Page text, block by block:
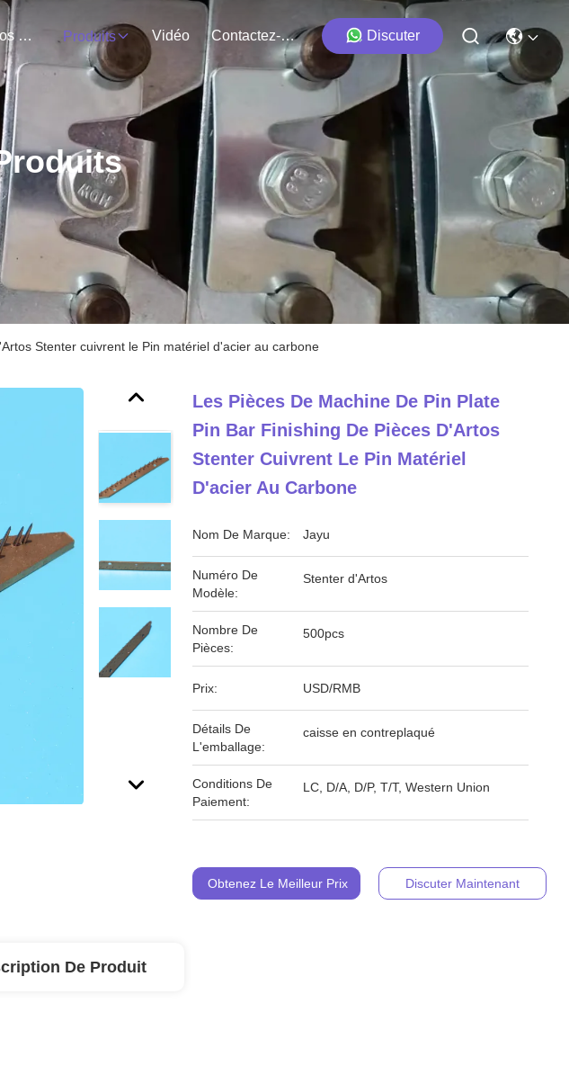
À Propos De Nous Produits Vidéo Contactez-Nous Discuter
Stenter cuivrent le Pin matériel d'acier au carbone
Les Pièces De Machine De Pin Plate
Pin Bar Finishing De Pièces D'Artos
Stenter Cuivrent Le Pin Matériel
D'acier Au Carbone
Nom De Marque: Jayu
Numéro De
Modèle:
Stenter d'Artos
Nombre De
Pièces:
500pcs
Prix: USD/RMB
Détails De
L'emballage:
caisse en contreplaqué
Conditions De
Paiement:
LC, D/A, D/P, T/T, Western Union
Obtenez Le Meilleur Prix Discuter Maintenant
De Produit